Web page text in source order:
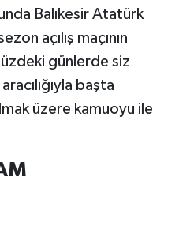
Balıkesir Atatürk
açılış maçının
günlerde siz
başta
üzere kamuoyu ile